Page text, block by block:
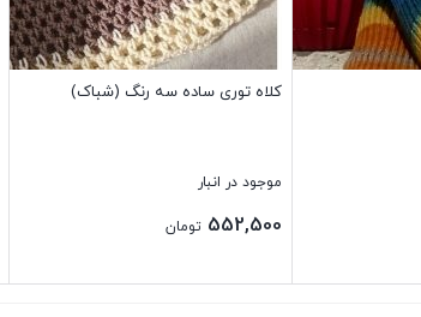
کلاه توری ساده سه رنگ (شباک)
موجود در انبار
552,500 تومان